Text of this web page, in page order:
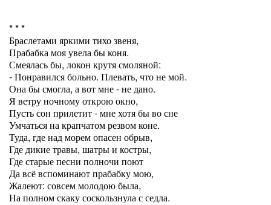
* * *
Браслетами яркими тихо звеня,
Прабабка моя увела бы коня.
Смеялась бы, локон крутя смоляной:
- Понравился больно. Плевать, что не мой.
Она бы смогла, а вот мне - не дано.
Я ветру ночному открою окно,
Пусть сон прилетит - мне хотя бы во сне
Умчаться на крапчатом резвом коне.
Туда, где над морем опасен обрыв,
Где дикие травы, шатры и костры,
Где старые песни полночи поют
Да всё вспоминают прабабку мою,
Жалеют: совсем молодою была,
На полном скаку соскользнула с седла.